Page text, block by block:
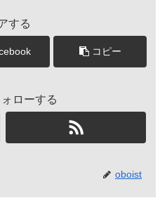
する
コピー
ローする
oboist